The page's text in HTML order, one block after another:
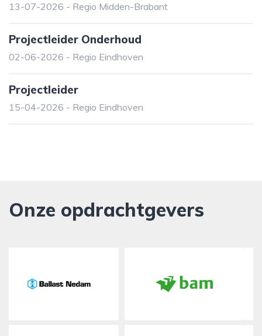
13-07-2026 - Regio Midden-Brabant
Projectleider Onderhoud
02-06-2026 - Regio Eindhoven
Projectleider
15-04-2026 - Regio Eindhoven
Onze opdrachtgevers